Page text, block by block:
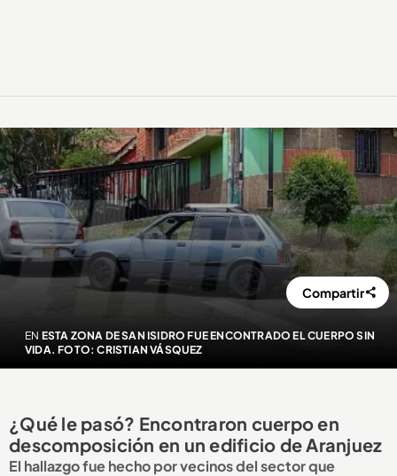
EN ESTA ZONA DE SAN ISIDRO FUE ENCONTRADO EL CUERPO SIN
VIDA. FOTO: CRISTIAN VÁSQUEZ
Compartir
¿Qué le pasó? Encontraron cuerpo en
descomposición en un edificio de Aranjuez
El hallazgo fue hecho por vecinos del sector que